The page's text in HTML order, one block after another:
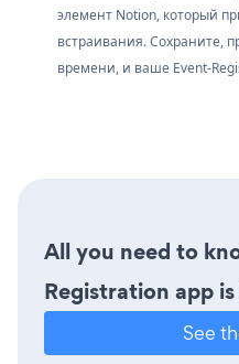
элемент Notion, который
встраивания. Сохраните,
времени, и ваше Event-
All you need to
Registration app
See